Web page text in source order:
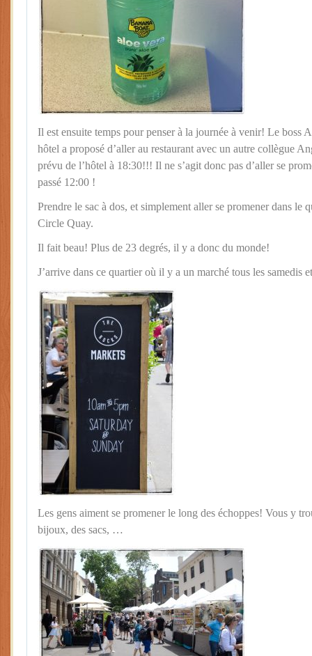
Il est ensuite temps pour penser à la journée à venir! Le boss
hôtel a proposé d’aller au restaurant avec un autre collègue
prévu de l’hôtel à 18:30!!! Il ne s’agit donc pas d’aller se
passé 12:00 !
Prendre le sac à dos, et simplement aller se promener dans le
Circle Quay.
Il fait beau! Plus de 23 degrés, il y a donc du monde!
J’arrive dans ce quartier où il y a un marché tous les samedis
Les gens aiment se promener le long des échoppes! Vous y
bijoux, des sacs, …